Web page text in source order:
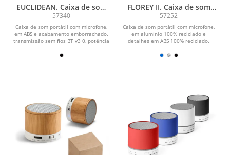
EUCLIDEAN. Caixa de som
portátil com autonomia de
3h e microfone, em ABS
57340
Caixa de som portátil com microfone,
em ABS e acabamento emborrachado.
transmissão sem fios BT v3 0, potência
FLOREY II. Caixa de som
com autonomia de 3h (400
mAh), em alumínio 100%
reciclado e ABS 100%
reciclado
57252
Caixa de som portátil com microfone,
em alumínio 100% reciclado e
detalhes em ABS 100% reciclado.